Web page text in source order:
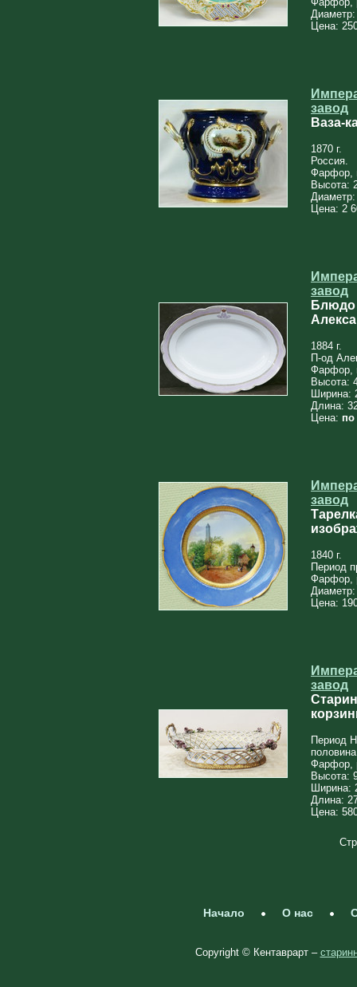
Цена:
завод
Ваза-
1870 г.
Россия.
Фарфор,
Высота:
Цена: 2
завод
Блюдо
1884 г.
П-од
Фарфор,
Высота:
Ширина:
Длина:
Цена: по
завод
1840 г.
Период
Фарфор,
Цена:
завод
Период
Фарфор,
Высота:
Ширина:
Длина:
Цена:
Начало О нас
Copyright © Кентаврарт –